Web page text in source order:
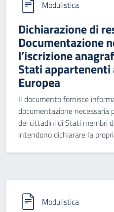
Modulistica
Dichiarazione di
Documentazione
l’iscrizione
Stati
Europea
Il documento fornisce
documentazione necessaria
dei cittadini di Stati membri
intendono dichiarare la
Modulistica